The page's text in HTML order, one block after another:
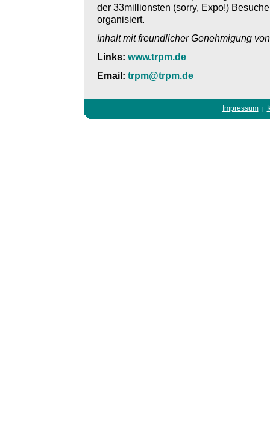
der 33millionsten (sorry, Expo!)
organisiert.
Inhalt mit freundlicher Genehmigung
Links: www.trpm.de
Email: trpm@trpm.de
Impressum